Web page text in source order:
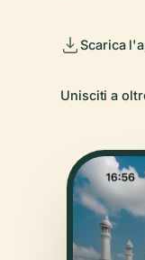
Scarica
Unisciti a